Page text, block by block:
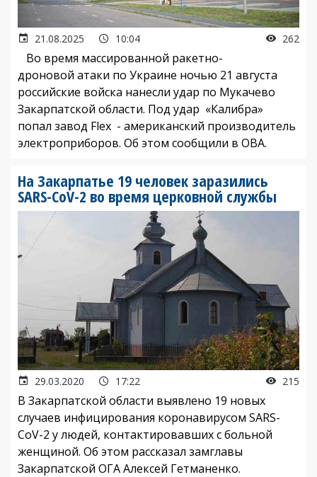
21.08.2025 10:04 262
Во время массированной ракетно-
дроновой атаки по Украине ночью 21 августа
российские войска нанесли удар по Мукачево
Закарпатской области. Под удар «Калибра»
попал завод Flex - американский производитель
электроприборов. Об этом сообщили в ОВА.
На Закарпатье 19 человек заразились
SARS-CoV-2 во время церковной службы
29.03.2020 17:22 215
В Закарпатской области выявлено 19 новых
случаев инфицирования коронавирусом SARS-
CoV-2 у людей, контактировавших с больной
женщиной. Об этом рассказал замглавы
Закарпатской ОГА Алексей Гетманенко.